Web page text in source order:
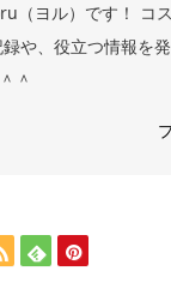
（ヨル）です！ コ
や、役立つ情報を
＾